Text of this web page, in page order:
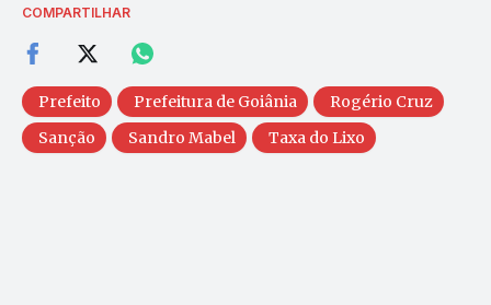
COMPARTILHAR
Prefeito Prefeitura de Goiânia
Rogério Cruz
Sanção
Sandro Mabel Taxa do Lixo